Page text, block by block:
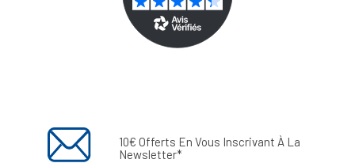
10€ Offerts En Vous Inscrivant À La
Newsletter*